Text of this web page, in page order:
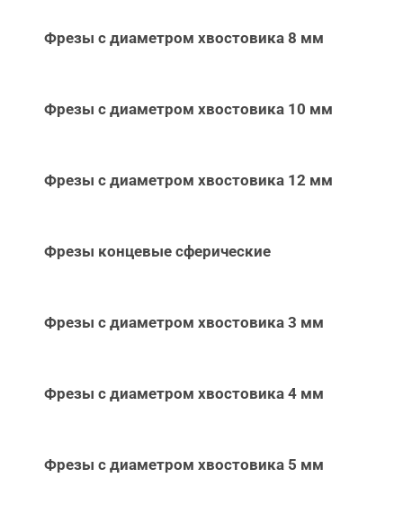
Фрезы с диаметром хвостовика 8 мм
Фрезы с диаметром хвостовика 10 мм
Фрезы с диаметром хвостовика 12 мм
Фрезы концевые сферические
Фрезы с диаметром хвостовика 3 мм
Фрезы с диаметром хвостовика 4 мм
Фрезы с диаметром хвостовика 5 мм